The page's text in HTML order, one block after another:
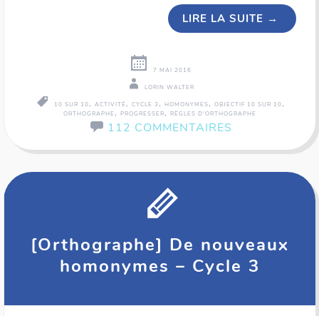
LIRE LA SUITE →
7 MAI 2016
LORIN WALTER
10 SUR 10, ACTIVITÉ , CYCLE 3 , HOMONYMES, OBJECTIF 10 SUR 10,
ORTHOGRAPHE , PROGRESSER, RÈGLES D'ORTHOGRAPHE
112 COMMENTAIRES
[Orthographe] De nouveaux
homonymes – Cycle 3